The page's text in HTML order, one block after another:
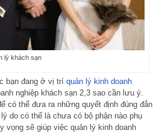
lý khách sạn
bạn đang ở vị trí quản lý kinh doanh
nghiệp khách sạn 2,3 sao cần lưu ý.
có thể đưa ra những quyết định đúng đắn
do có thể là chưa có bộ phận nào phụ
vọng sẽ giúp việc quản lý kinh doanh